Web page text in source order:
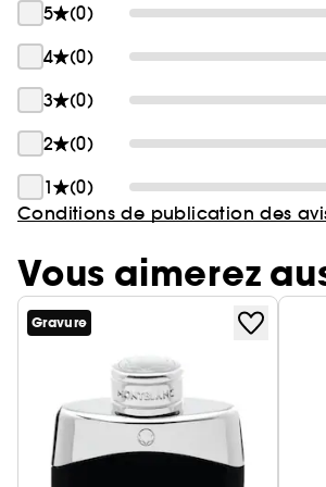
5
(0)
4
(0)
3
(0)
2
(0)
1
(0)
Conditions de publication des
Vous aimerez
Gravure